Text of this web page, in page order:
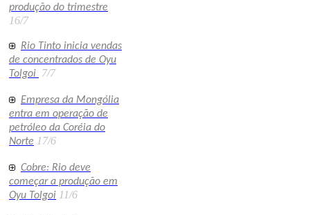
produção do trimestre
16/7
Rio Tinto inicia vendas
de concentrados de Oyu
Tolgoi
7/7
Empresa da Mongólia
entra em operação de
petróleo da Coréia do
Norte 17/6
Cobre: Rio deve
começar a produção em
Oyu Tolgoi 11/6